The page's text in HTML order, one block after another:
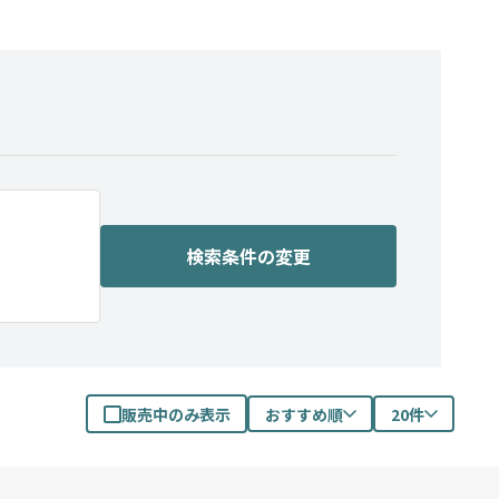
検索条件の変更
販売中のみ表示 おすすめ順 20件